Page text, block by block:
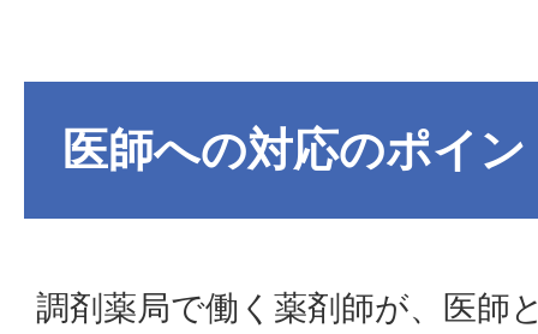
医師への対応のポイン
調剤薬局で働く薬剤師が、医師